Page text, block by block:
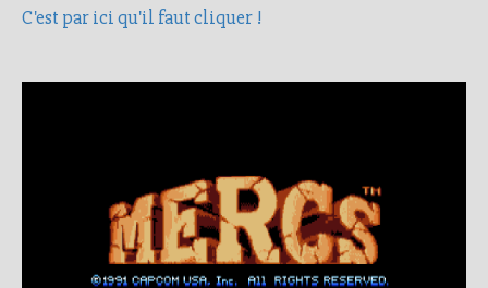
C'est par ici qu'il faut cliquer !